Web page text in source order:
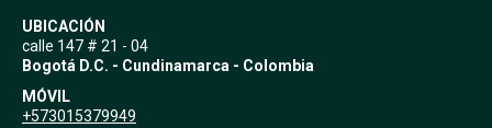
UBICACIÓN
calle 147 # 21 - 04
Bogotá D.C. - Cundinamarca - Colombia
MÓVIL
+573015379949